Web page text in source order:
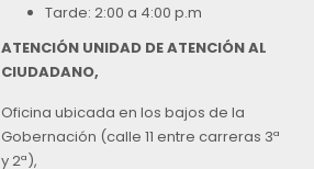
Tarde: 2:00 a 4:00 p.m
ATENCIÓN UNIDAD DE ATENCIÓN AL
CIUDADANO,
Oficina ubicada en los bajos de la
Gobernación (calle 11 entre carreras 3ª
y 2ª),